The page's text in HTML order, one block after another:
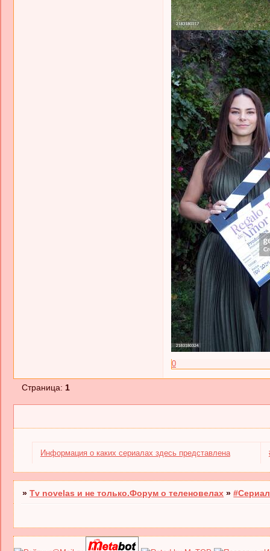
0
Страница: 1
Информация о каких сериалах здесь представлена
»Tv novelas и не только.Форум о теленовелах »